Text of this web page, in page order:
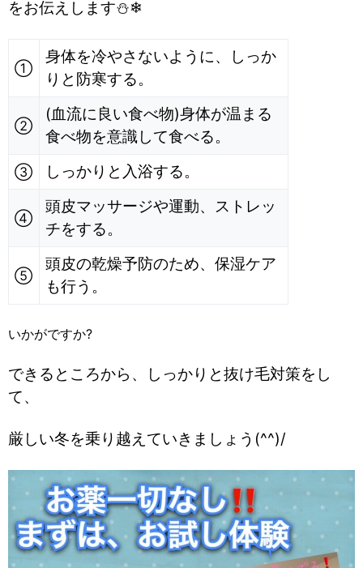
をお伝えします⛄❄
①
身体を冷やさないように、しっか
りと防寒する。
②
(血流に良い食べ物)身体が温まる
食べ物を意識して食べる。
③ しっかりと入浴する。
④
頭皮マッサージや運動、ストレッ
チをする。
⑤
頭皮の乾燥予防のため、保湿ケア
も行う。
いかがですか?
できるところから、しっかりと抜け毛対策をし
て、
厳しい冬を乗り越えていきましょう(^^)/